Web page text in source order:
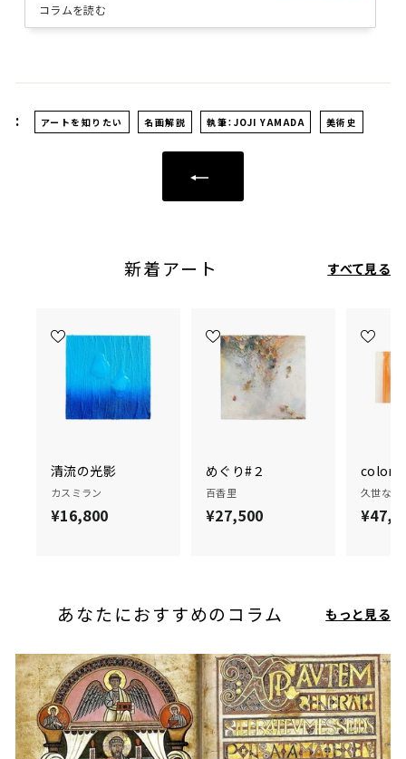
コラムを読む
: アートを知りたい 名画解説 執筆：JOJI YAMADA 美術史
新着アート すべて見る
清流の光影
カスミラン
¥16,800
0
めぐり#２
百香里
¥27,500
0
久世なつ
あなたにおすすめのコラム もっと見る